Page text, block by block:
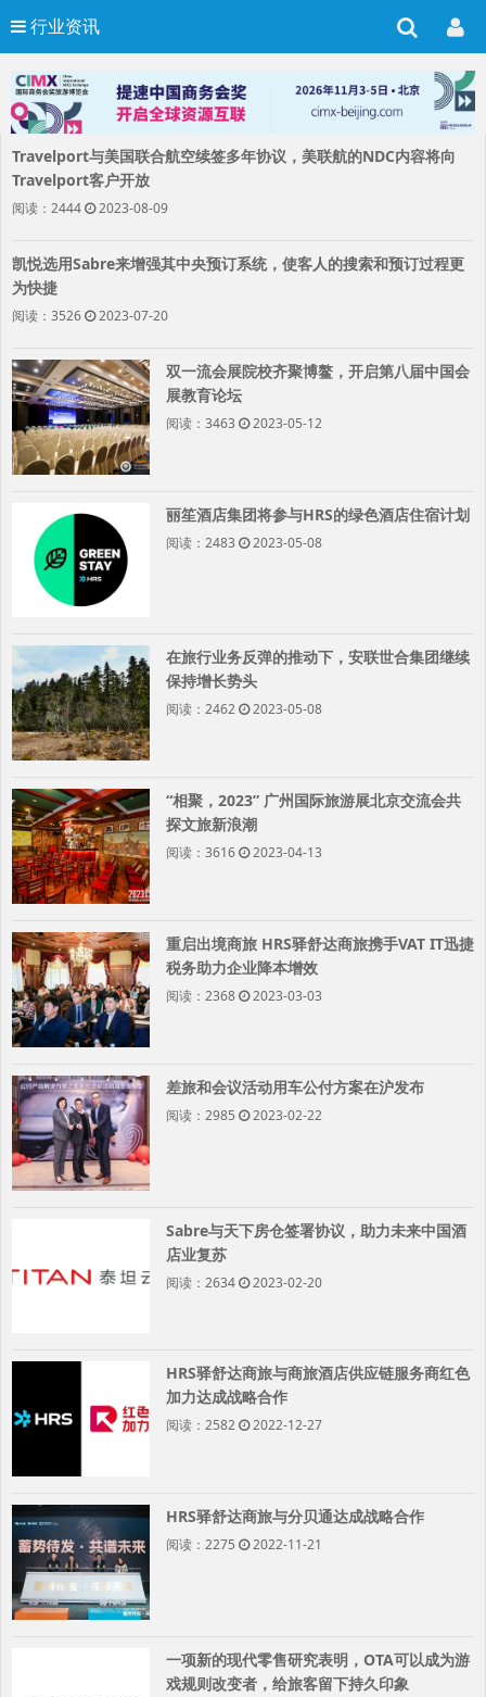
行业资讯
Travelport与美国联合航空续签多年协议，美联航的NDC内容将向
Travelport客户开放
阅读：2444 2023-08-09
凯悦选用Sabre来增强其中央预订系统，使客人的搜索和预订过程更
为快捷
阅读：3526 2023-07-20
双一流会展院校齐聚博鳌，开启第八届中国会
展教育论坛
阅读：3463 2023-05-12
丽笙酒店集团将参与HRS的绿色酒店住宿计划
阅读：2483 2023-05-08
在旅行业务反弹的推动下，安联世合集团继续
保持增长势头
阅读：2462 2023-05-08
“相聚，2023” 广州国际旅游展北京交流会共
探文旅新浪潮
阅读：3616 2023-04-13
重启出境商旅 HRS驿舒达商旅携手VAT IT迅捷
税务助力企业降本增效
阅读：2368 2023-03-03
差旅和会议活动用车公付方案在沪发布
阅读：2985 2023-02-22
Sabre与天下房仓签署协议，助力未来中国酒
店业复苏
阅读：2634 2023-02-20
HRS驿舒达商旅与商旅酒店供应链服务商红色
加力达成战略合作
阅读：2582 2022-12-27
HRS驿舒达商旅与分贝通达成战略合作
阅读：2275 2022-11-21
一项新的现代零售研究表明，OTA可以成为游
戏规则改变者，给旅客留下持久印象